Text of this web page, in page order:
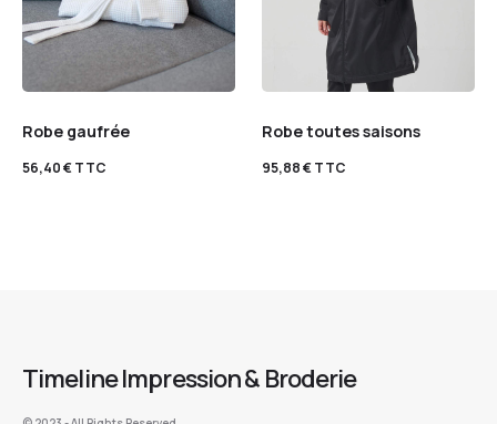
Robe gaufrée
56,40€TTC
Robe toutes saisons
95,88€TTC
Timeline Impression & Broderie